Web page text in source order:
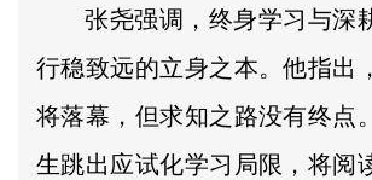
张尧强调，终身学习与深
行稳致远的立身之本。他指出
将落幕，但求知之路没有终点
生跳出应试化学习局限，将阅